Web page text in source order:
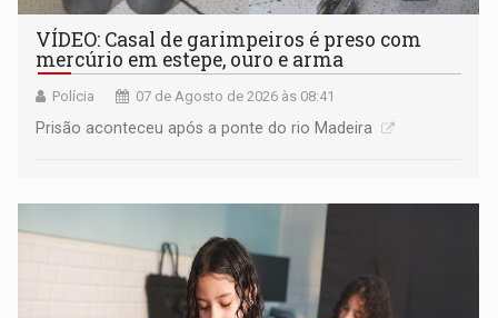
VÍDEO: Casal de garimpeiros é preso com
mercúrio em estepe, ouro e arma
Polícia 07 de Agosto de 2026 às 08:41
Prisão aconteceu após a ponte do rio Madeira